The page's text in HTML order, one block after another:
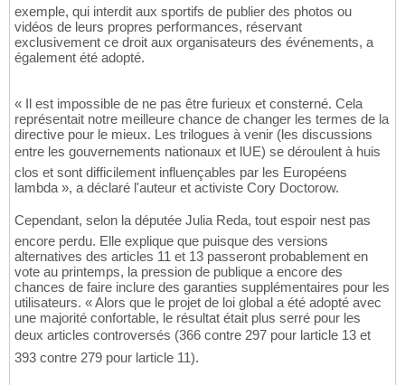
exemple, qui interdit aux sportifs de publier des photos ou
vidéos de leurs propres performances, réservant
exclusivement ce droit aux organisateurs des événements, a
également été adopté.
« Il est impossible de ne pas être furieux et consterné. Cela
représentait notre meilleure chance de changer les termes de la
directive pour le mieux. Les trilogues à venir (les discussions
entre les gouvernements nationaux et lUE) se déroulent à huis
clos et sont difficilement influençables par les Européens
lambda », a déclaré l'auteur et activiste Cory Doctorow.
Cependant, selon la députée Julia Reda, tout espoir nest pas
encore perdu. Elle explique que puisque des versions
alternatives des articles 11 et 13 passeront probablement en
vote au printemps, la pression de publique a encore des
chances de faire inclure des garanties supplémentaires pour les
utilisateurs. « Alors que le projet de loi global a été adopté avec
une majorité confortable, le résultat était plus serré pour les
deux articles controversés (366 contre 297 pour larticle 13 et
393 contre 279 pour larticle 11).